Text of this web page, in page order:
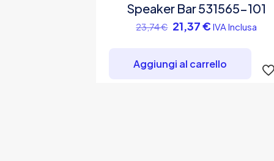
Speaker Bar 531565-101
23,74€ Il
era:
21,37€Il
è:
IVA Inclusa
Aggiungi al carrello